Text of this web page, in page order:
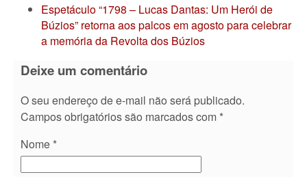
Espetáculo “1798 – Lucas Dantas: Um Herói de
Búzios” retorna aos palcos em agosto para celebrar
a memória da Revolta dos Búzios
Deixe um comentário
O seu endereço de e-mail não será publicado.
Campos obrigatórios são marcados com *
Nome *